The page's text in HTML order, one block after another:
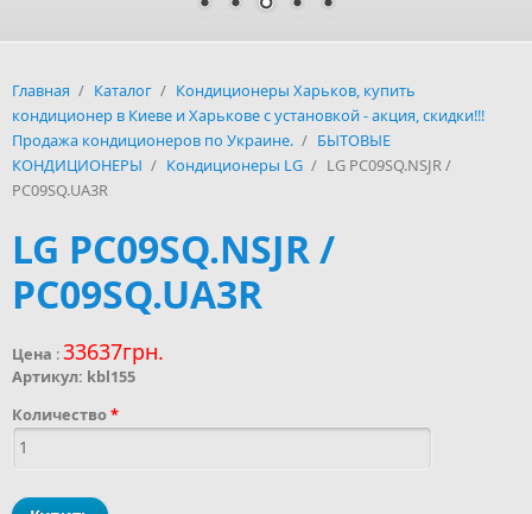
Главная / Каталог / Кондиционеры Харьков, купить
кондиционер в Киеве и Харькове с установкой - акция, скидки!!!
Продажа кондиционеров по Украине. / БЫТОВЫЕ
КОНДИЦИОНЕРЫ / Кондиционеры LG / LG PC09SQ.NSJR /
PC09SQ.UA3R
LG PC09SQ.NSJR /
PC09SQ.UA3R
Цена :33637грн.
Артикул: kbl155
Количество*